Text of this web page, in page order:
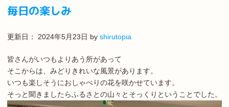
毎日の楽しみ
更新日： 2024年5月23日 by shirutopia
皆さんがいつもよりあう所があって
そこからは、みどりきれいな風景があります。
いつも楽しそうにおしゃべりの花を咲かせています。
そっと聞きましたらふるさとの山々とそっくりということでした。